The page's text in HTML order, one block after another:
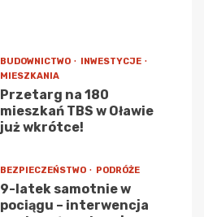
BUDOWNICTWO
INWESTYCJE
MIESZKANIA
Przetarg na 180
mieszkań TBS w Oławie
już wkrótce!
BEZPIECZEŃSTWO PODRÓŻE
9-latek samotnie w
pociągu – interwencja